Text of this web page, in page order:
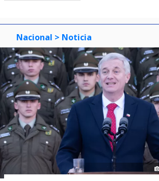
Nacional > Noticia